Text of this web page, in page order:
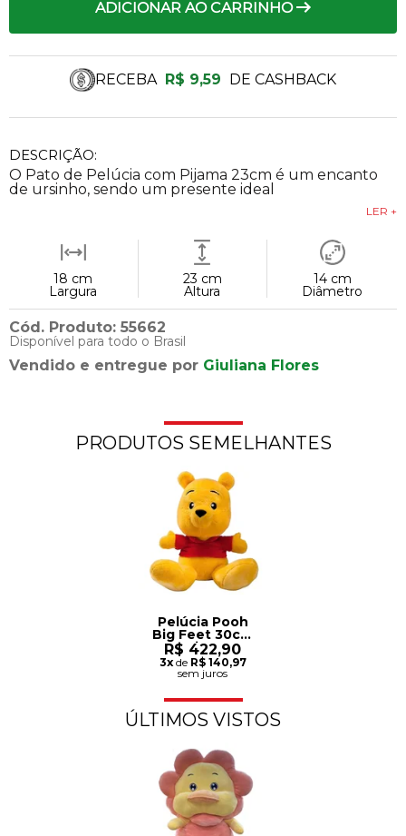
DESCRIÇÃO:
O Pato de Pelúcia com Pijama 23cm é um encanto
de ursinho, sendo um presente ideal
LER +
18 cm
Largura
23 cm
Altura
14 cm
Diâmetro
Cód. Produto: 55662
Disponível para todo o Brasil
Vendido e entregue por Giuliana Flores
RECEBA R$ 9,59 DE CASHBACK
ADICIONAR AO CARRINHO
PRODUTOS SEMELHANTES
Pelúcia Pooh
Big Feet 30cm
- Disney
R$ 422,90
3xde R$ 140,97
sem juros
ÚLTIMOS VISTOS